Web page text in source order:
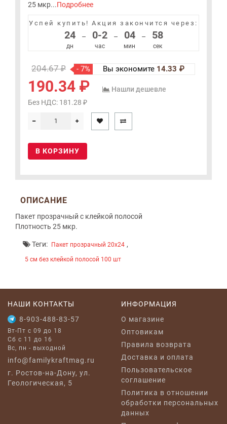
25 мкр...Подробнее
Успей купить!Акция закончится через:
24
дн
– 0-2
час
– 04
мин
– 58
сек
204.67 ₽ - 7% Вы экономите 14.33 ₽
190.34 ₽
Нашли дешевле
Без НДС: 181.28 ₽
В КОРЗИНУ
ОПИСАНИЕ
Пакет прозрачный с клейкой полосой
Плотность 25 мкр.
Теги: Пакет прозрачный 20х24 ,
5 см без клейкой полосой 100 шт
НАШИ КОНТАКТЫ
8-903-488-83-57
Вт-Пт с 09 до 18
Сб с 11 до 16
Вс, пн - выходной
info@familykraftmag.ru
г. Ростов-на-Дону, ул.
Геологическая, 5
ИНФОРМАЦИЯ
O магазине
Оптовикам
Правила возврата
Доставка и оплата
Пользовательское
соглашение
Политика в отношении
обработки персональных
данных